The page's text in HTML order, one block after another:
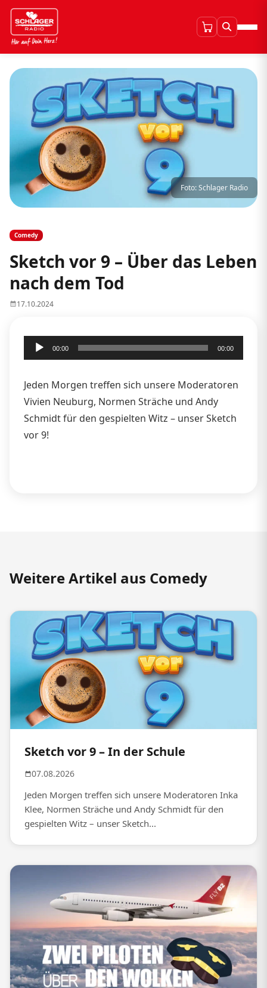
Foto: Schlager Radio
Comedy
Sketch vor 9 – Über das Leben
nach dem Tod
17.10.2024
Audio-
Player
00:00 00:00
Jeden Morgen treffen sich unsere Moderatoren
Vivien Neuburg, Normen Sträche und Andy
Schmidt für den gespielten Witz – unser Sketch
vor 9!
Weitere Artikel aus Comedy
Sketch vor 9 – In der Schule
07.08.2026
Jeden Morgen treffen sich unsere Moderatoren Inka
Klee, Normen Sträche und Andy Schmidt für den
gespielten Witz – unser Sketch...